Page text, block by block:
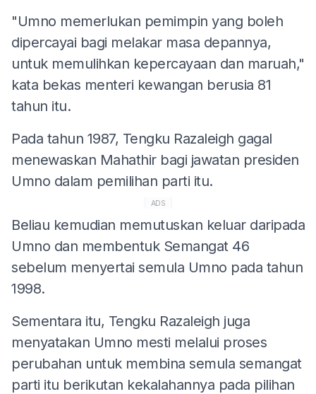
"Umno memerlukan pemimpin yang boleh
dipercayai bagi melakar masa depannya,
untuk memulihkan kepercayaan dan maruah,"
kata bekas menteri kewangan berusia 81
tahun itu.
Pada tahun 1987, Tengku Razaleigh gagal
menewaskan Mahathir bagi jawatan presiden
Umno dalam pemilihan parti itu.
ADS
Beliau kemudian memutuskan keluar daripada
Umno dan membentuk Semangat 46
sebelum menyertai semula Umno pada tahun
1998.
Sementara itu, Tengku Razaleigh juga
menyatakan Umno mesti melalui proses
perubahan untuk membina semula semangat
parti itu berikutan kekalahannya pada pilihan